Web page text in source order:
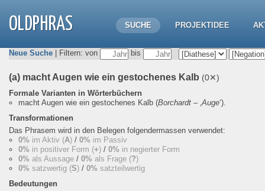
OLDPHRAS SUCHE PROJEKTIDEE
Neue Suche | Filtern: von bis
(a) macht Augen wie ein gestochenes Kalb (0✕)
Formale Varianten in Wörterbüchern
macht Augen wie ein gestochenes Kalb (Borchardt – ‚Auge‘).
Transformationen
Das Phrasem wird in den Belegen folgendermassen verwendet:
0% im Aktiv (A) / 0% im Passiv
0% in positiver Form (+) / 0% in negierter Form
0% als Aussage / 0% als Frage (?)
0% satzwertig (S) / 0% satzteilwertig
Bedeutungen